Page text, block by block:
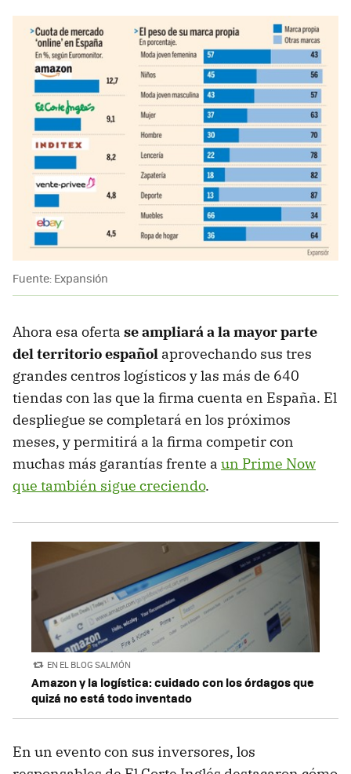
Fuente: Expansión
Ahora esa oferta se ampliará a la mayor parte
del territorio español aprovechando sus tres
grandes centros logísticos y las más de 640
tiendas con las que la firma cuenta en España. El
despliegue se completará en los próximos
meses, y permitirá a la firma competir con
muchas más garantías frente a un Prime Now
que también sigue creciendo.
EN EL BLOG SALMÓN
Amazon y la logística: cuidado con los órdagos que
quizá no está todo inventado
En un evento con sus inversores, los